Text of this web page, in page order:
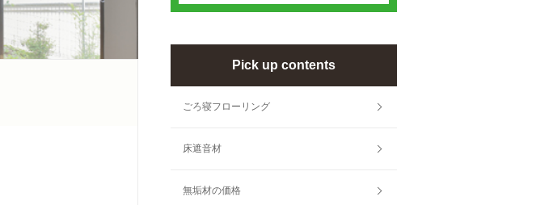
Pick up contents
ごろ寝フローリング
床遮音材
無垢材の価格